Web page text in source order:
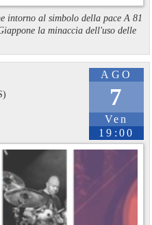
intorno al simbolo della pace A 81
la minaccia dell'uso delle
AGO
7
Ven
19:00